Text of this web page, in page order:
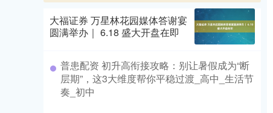
大福证券 万星林花园媒体答谢宴
圆满举办｜ 6.18 盛大开盘在即
普患配资 初升高衔接攻略：别让暑假成为“断
层期”，这3大维度帮你平稳过渡_高中_生活节
奏_初中